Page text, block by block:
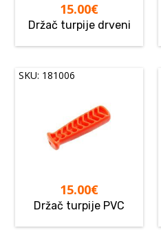
15.00€
Držač turpije drveni
SKU: 181006
15.00€
Držač turpije PVC